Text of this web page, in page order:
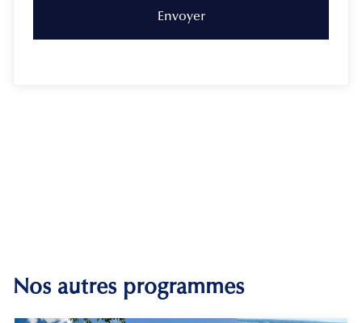
Nos autres programmes